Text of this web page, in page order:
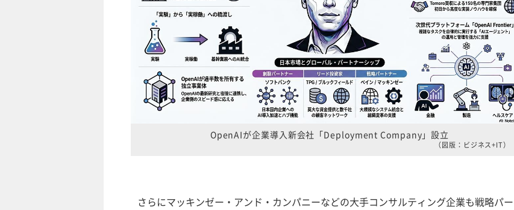
OpenAIが企業導入新会社「Deployment Company」設立
（図版：ビジネス+IT）
さらにマッキンゼー・アンド・カンパニーなどの大手コンサルティング企業も戦略パ